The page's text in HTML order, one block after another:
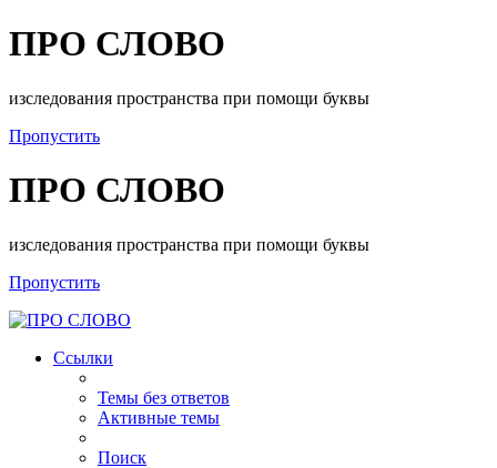
ПРО СЛОВО
изследования пространства при помощи буквы
Пропустить
ПРО СЛОВО
изследования пространства при помощи буквы
Пропустить
Ссылки
Темы без ответов
Активные темы
Поиск